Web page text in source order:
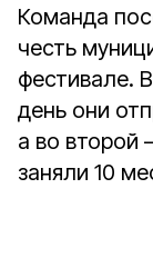
Команда
честь
фестивале.
день они
а во второй
заняли 10